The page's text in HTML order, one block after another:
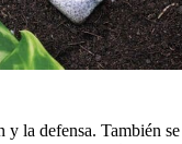
y la defensa. También